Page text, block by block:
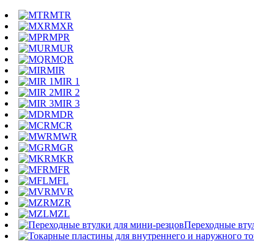
MTR
MXR
MPR
MUR
MQR
MIR
MIR 1
MIR 2
MIR 3
MDR
MCR
MWR
MGR
MKR
MFR
MFL
MVR
MZR
MZL
Переходные